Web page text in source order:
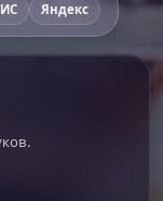
Яндекс